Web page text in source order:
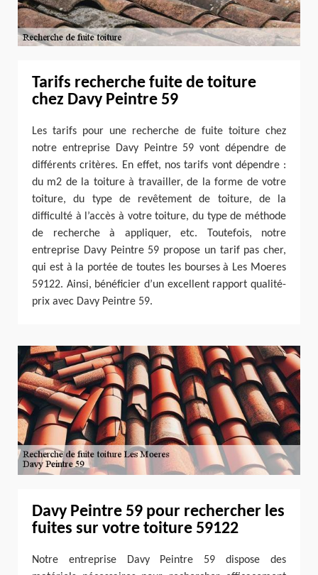
Tarifs recherche fuite de toiture
chez Davy Peintre 59
Les tarifs pour une recherche de fuite toiture chez
notre entreprise Davy Peintre 59 vont dépendre de
différents critères. En effet, nos tarifs vont dépendre :
du m2 de la toiture à travailler, de la forme de votre
toiture, du type de revêtement de toiture, de la
difficulté à l’accès à votre toiture, du type de méthode
de recherche à appliquer, etc. Toutefois, notre
entreprise Davy Peintre 59 propose un tarif pas cher,
qui est à la portée de toutes les bourses à Les Moeres
59122. Ainsi, bénéficier d’un excellent rapport qualité-
prix avec Davy Peintre 59.
Davy Peintre 59 pour rechercher les
fuites sur votre toiture 59122
Notre entreprise Davy Peintre 59 dispose des